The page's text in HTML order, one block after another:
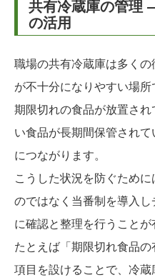
共有冷蔵庫の管理
の活用
職場の共有冷蔵庫は多く
が不十分になりやすい場所
期限切れの食品が放置さ
い食品が長期間保管され
につながります。
こうした状況を防ぐため
のではなく当番制を導入
に確認と整理を行うことが
たとえば「期限切れ食品
項目を設けることで、冷